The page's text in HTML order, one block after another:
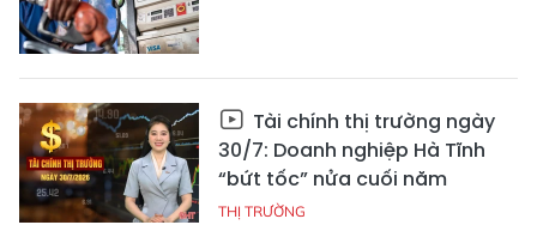
Tài chính thị trường ngày
30/7: Doanh nghiệp Hà Tĩnh
“bứt tốc” nửa cuối năm
THỊ TRƯỜNG